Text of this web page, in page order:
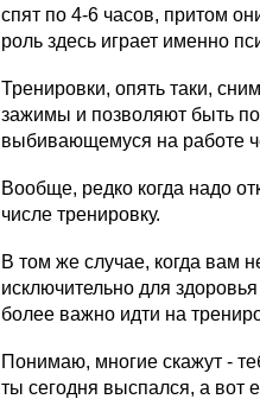
спят по 4-6 часов, притом
роль здесь играет именно
Тренировки, опять таки,
зажимы и позволяют быть
выбивающемуся на работе
Вообще, редко когда надо
числе тренировку.
В том же случае, когда вам
исключительно для
более важно идти на
Понимаю, многие скажут -
ты сегодня выспался, а вот